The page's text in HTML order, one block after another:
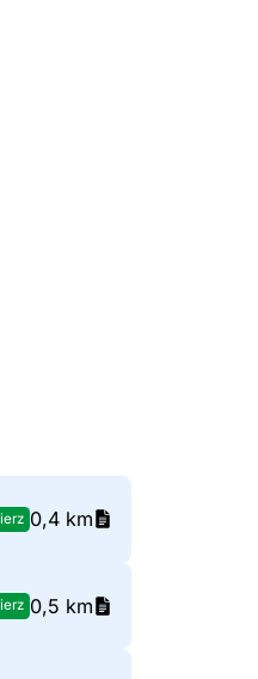
0,4 km
0,5 km